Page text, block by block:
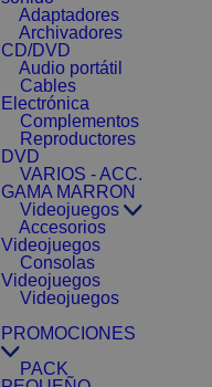
Adaptadores
Archivadores
CD/DVD
Audio portátil
Cables
Electrónica
Complementos
Reproductores
DVD
VARIOS - ACC.
GAMA MARRON
Videojuegos
Accesorios
Videojuegos
Consolas
Videojuegos
Videojuegos
PROMOCIONES
PACK